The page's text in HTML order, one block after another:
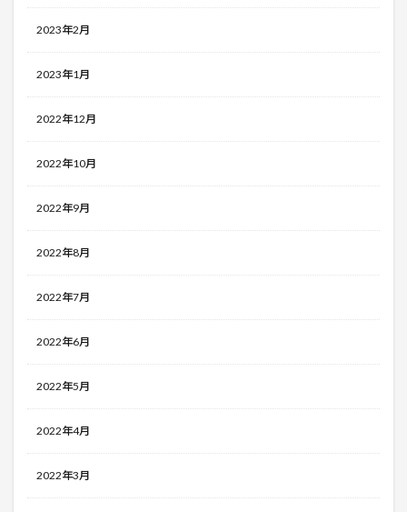
2023年2月
2023年1月
2022年12月
2022年10月
2022年9月
2022年8月
2022年7月
2022年6月
2022年5月
2022年4月
2022年3月